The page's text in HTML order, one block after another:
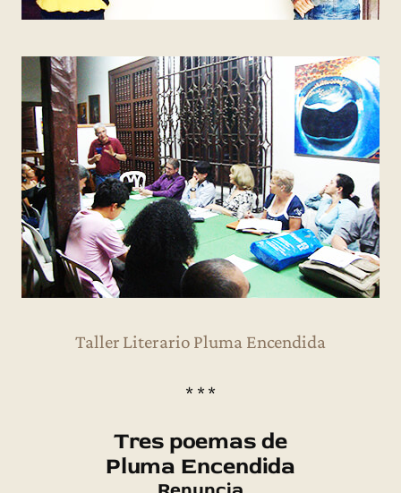
Taller Literario Pluma Encendida
* * *
Tres poemas de
Pluma Encendida